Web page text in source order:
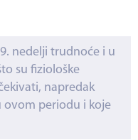
nedelji trudnoće i u
su fiziološke
napredak
ovom periodu i koje